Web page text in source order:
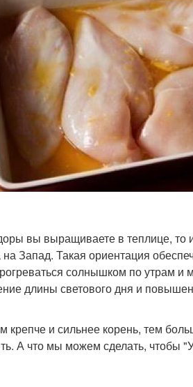
вы выращиваете в теплице,
Запад. Такая ориентация
солнышком по утрам
длины светового дня и
крепче и сильнее корень, тем
А что мы можем сделать, чтобы